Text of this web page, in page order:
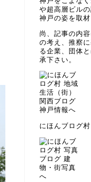
や超高層ビル
神戸の姿を取材
尚、記事の内
の考え、推察
る企業、団体
承下さい。
にほんブログ村